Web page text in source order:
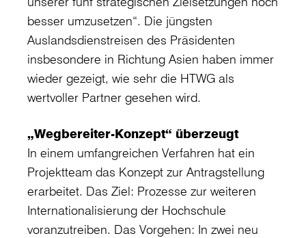
besser umzusetzen“. Die jüngsten
Auslandsdienstreisen des Präsidenten
insbesondere in Richtung Asien haben immer
wieder gezeigt, wie sehr die HTWG als
wertvoller Partner gesehen wird.
„Wegbereiter-Konzept“ überzeugt
In einem umfangreichen Verfahren hat ein
Projektteam das Konzept zur Antragstellung
erarbeitet. Das Ziel: Prozesse zur weiteren
Internationalisierung der Hochschule
voranzutreiben. Das Vorgehen: In zwei neu